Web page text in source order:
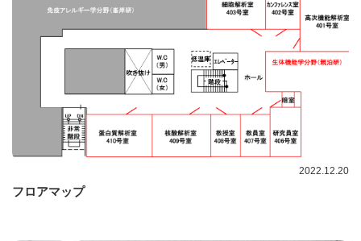
2022.12.20
フロアマップ